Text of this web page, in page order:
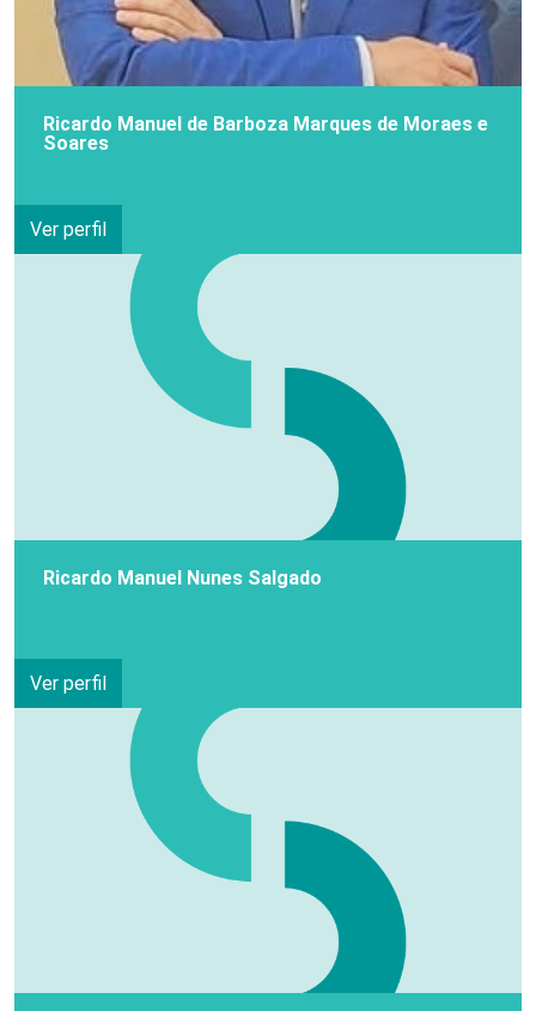
Ricardo Manuel de Barboza Marques de Moraes e
Soares
Ver perfil
Ricardo Manuel Nunes Salgado
Ver perfil